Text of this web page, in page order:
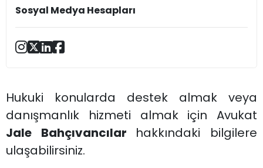
Sosyal Medya Hesapları
Hukuki konularda destek almak veya
danışmanlık hizmeti almak için Avukat
Jale Bahçıvancılar hakkındaki bilgilere
ulaşabilirsiniz.